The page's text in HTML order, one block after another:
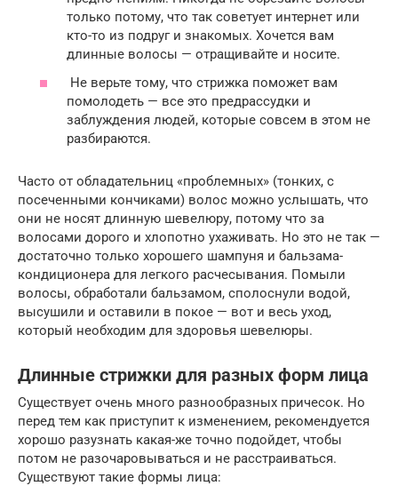
только потому, что так советует интернет или
кто-то из подруг и знакомых. Хочется вам
длинные волосы — отращивайте и носите.
Не верьте тому, что стрижка поможет вам
помолодеть — все это предрассудки и
заблуждения людей, которые совсем в этом не
разбираются.
Часто от обладательниц «проблемных» (тонких, с
посеченными кончиками) волос можно услышать, что
они не носят длинную шевелюру, потому что за
волосами дорого и хлопотно ухаживать. Но это не так —
достаточно только хорошего шампуня и бальзама-
кондиционера для легкого расчесывания. Помыли
волосы, обработали бальзамом, сполоснули водой,
высушили и оставили в покое — вот и весь уход,
который необходим для здоровья шевелюры.
Длинные стрижки для разных форм лица
Существует очень много разнообразных причесок. Но
перед тем как приступит к изменением, рекомендуется
хорошо разузнать какая-же точно подойдет, чтобы
потом не разочаровываться и не расстраиваться.
Существуют такие формы лица: